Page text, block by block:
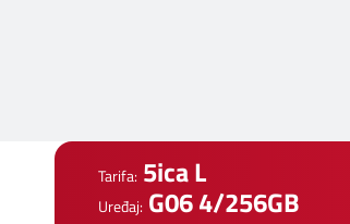
Tarifa: 5ica L
Uređaj: G06 4/256GB